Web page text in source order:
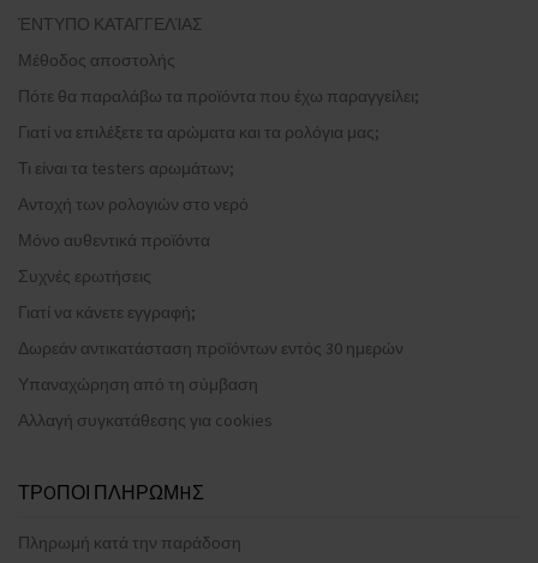
ΈΝΤΥΠΟ ΚΑΤΑΓΓΕΛΊΑΣ
Μέθοδος αποστολής
Πότε θα παραλάβω τα προϊόντα που έχω παραγγείλει;
Γιατί να επιλέξετε τα αρώματα και τα ρολόγια μας;
Τι είναι τα testers αρωμάτων;
Αντοχή των ρολογιών στο νερό
Μόνο αυθεντικά προϊόντα
Συχνές ερωτήσεις
Γιατί να κάνετε εγγραφή;
Δωρεάν αντικατάσταση προϊόντων εντός 30 ημερών
Υπαναχώρηση από τη σύμβαση
Αλλαγή συγκατάθεσης για cookies
ΤΡOΠΟΙ ΠΛΗΡΩΜHΣ
Πληρωμή κατά την παράδοση